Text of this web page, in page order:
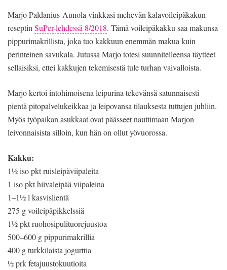
Marjo Paldanius-Aunola vinkkasi mehevän kalavoileipäkakun
reseptin SuPer-lehdessä 8/2018. Tämä voileipäkakku saa makunsa
pippurimakrillista, joka tuo kakkuun enemmän makua kuin
perinteinen savukala. Jutussa Marjo totesi suunnitelleensa täytteet
sellaisiksi, ettei kakkujen tekemisestä tule turhan vaivalloista.
Marjo kertoi intohimoisena leipurina tekevänsä satunnaisesti
pientä pitopalvelukeikkaa ja leipovansa tilauksesta tuttujen juhliin.
Myös työpaikan asukkaat ovat päässeet nauttimaan Marjon
leivonnaisista silloin, kun hän on ollut yövuorossa.
Kakku:
1½ iso pkt ruisleipäviipaleita
1 iso pkt hiivaleipää viipaleina
1–1½ l kasvislientä
275 g voileipäpikkelssiä
1½ pkt ruohosipulituorejuustoa
500–600 g pippurimakrillia
400 g turkkilaista jogurttia
½ prk fetajuustokuutioita